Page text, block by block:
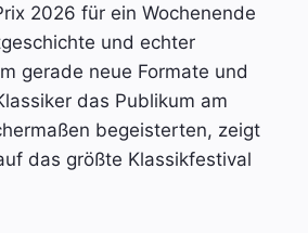
2026 für ein Wochenende
und echter
gerade neue Formate und
das Publikum am
begeisterten, zeigt
das größte Klassikfestival